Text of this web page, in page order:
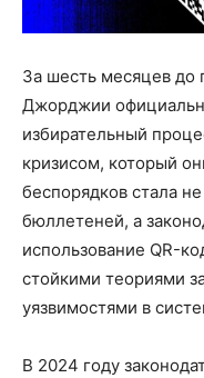
За шесть месяцев
Джорджии
избирательный
кризисом, который
беспорядков стала
бюллетеней, а
использование QR-
стойкими теориями
уязвимостями в
В 2024 году